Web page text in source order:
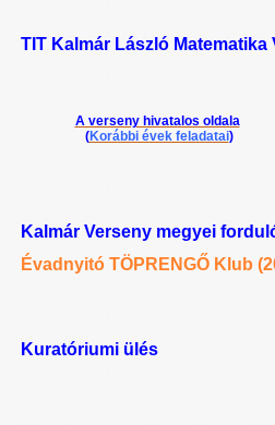
TIT Kalmár László
A verseny hivatalos oldala
(Korábbi évek feladatai)
Kalmár Verseny megyei
Évadnyitó TÖPRENGŐ Klub
Kuratóriumi ülés